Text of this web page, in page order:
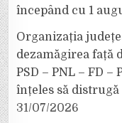
începând cu 1
Organizația
dezamăgirea față
PSD – PNL – FD
înțeles să
31/07/2026